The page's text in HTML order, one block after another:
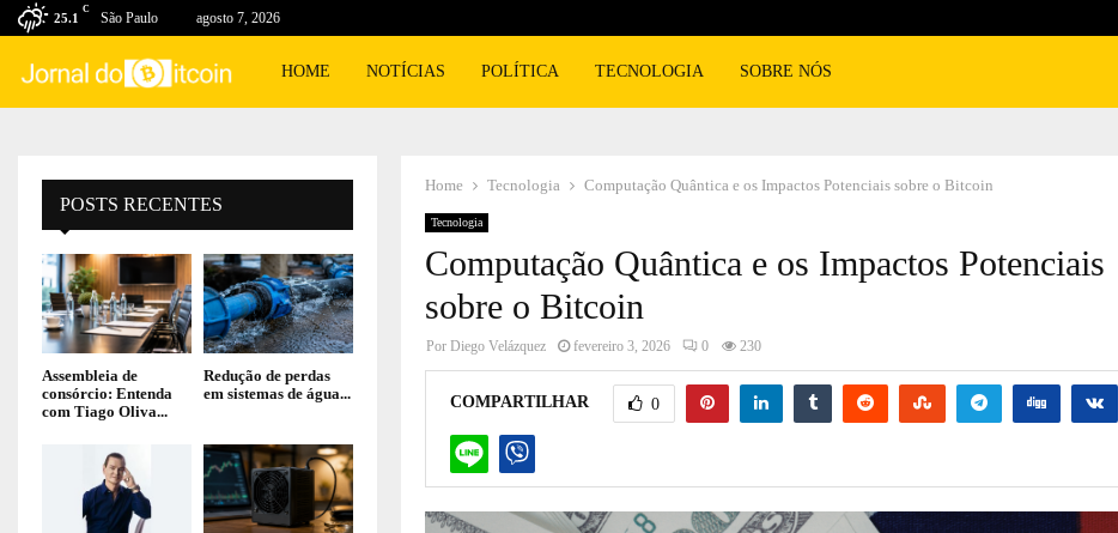
25.1
C
São Paulo agosto 7, 2026
HOME NOTÍCIAS POLÍTICA TECNOLOGIA SOBRE NÓS
Home Tecnologia Computação Quântica e os Impactos Potenciais sobre o Bitcoin
Tecnologia
Computação Quântica e os Impactos Potenciais
sobre o Bitcoin
Por Diego Velázquez fevereiro 3, 2026 0 230
COMPARTILHAR 0
POSTS RECENTES
Assembleia de
consórcio: Entenda
com Tiago Oliva...
Redução de perdas
em sistemas de água...